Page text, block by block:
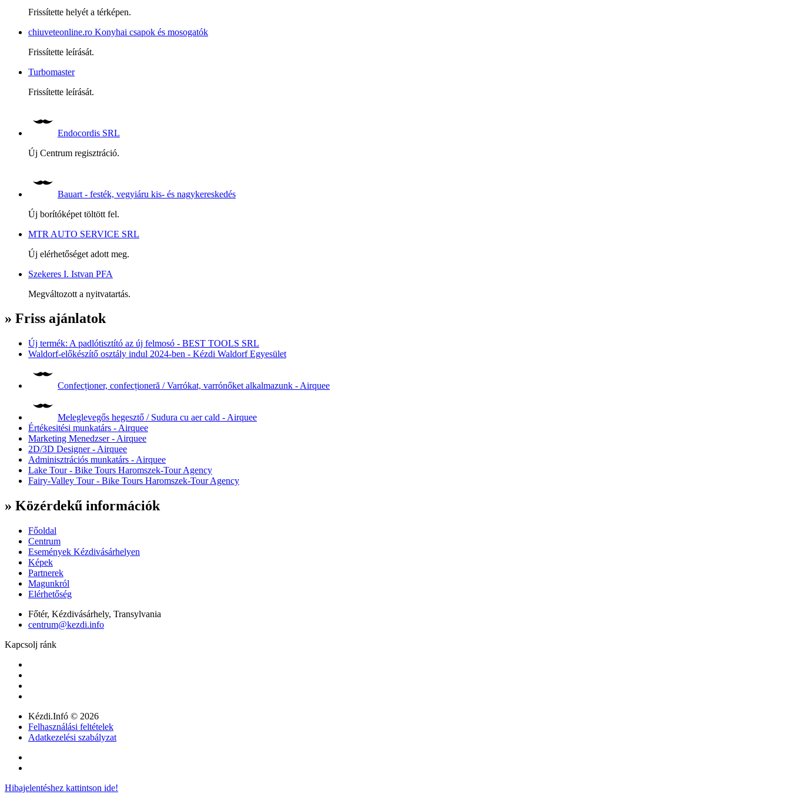
Frissítette helyét a térképen.
chiuveteonline.ro Konyhai csapok és mosogatók
Frissítette leírását.
Turbomaster
Frissítette leírását.
Endocordis SRL
Új Centrum regisztráció.
Bauart - festék, vegyiáru kis- és nagykereskedés
Új borítóképet töltött fel.
MTR AUTO SERVICE SRL
Új elérhetőséget adott meg.
Szekeres I. Istvan PFA
Megváltozott a nyitvatartás.
» Friss ajánlatok
Új termék: A padlótisztító az új felmosó - BEST TOOLS SRL
Waldorf-előkészítő osztály indul 2024-ben - Kézdi Waldorf Egyesület
Confecționer, confecționeră / Varrókat, varrónőket alkalmazunk - Airquee
Meleglevegős hegesztő / Sudura cu aer cald - Airquee
Értékesitési munkatárs - Airquee
Marketing Menedzser - Airquee
2D/3D Designer - Airquee
Adminisztrációs munkatárs - Airquee
Lake Tour - Bike Tours Haromszek-Tour Agency
Fairy-Valley Tour - Bike Tours Haromszek-Tour Agency
» Közérdekű információk
Főoldal
Centrum
Események Kézdivásárhelyen
Képek
Partnerek
Magunkról
Elérhetőség
Főtér, Kézdivásárhely, Transylvania
centrum@kezdi.info
Kapcsolj ránk
Kézdi.Infó © 2026
Felhasználási feltételek
Adatkezelési szabályzat
Hibajelentéshez kattintson ide!